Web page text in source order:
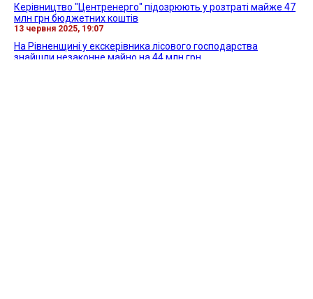
Керівництво "Центренерго" підозрюють у розтраті майже 47
млн грн бюджетних коштів
13 червня 2025, 19:07
На Рівненщині у екскерівника лісового господарства
знайшли незаконне майно на 44 млн грн